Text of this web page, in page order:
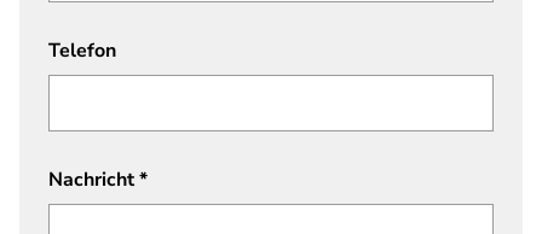
Telefon
Nachricht*